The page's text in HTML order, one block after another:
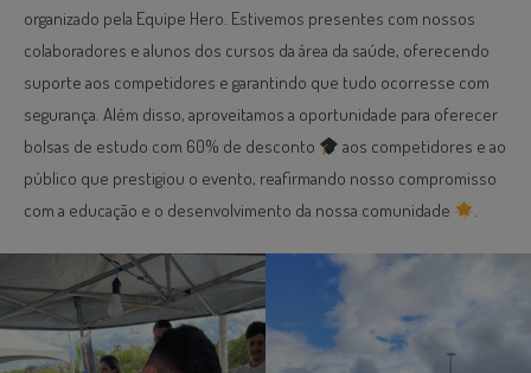
organizado pela Equipe Hero. Estivemos presentes com nossos
colaboradores e alunos dos cursos da área da saúde, oferecendo
suporte aos competidores e garantindo que tudo ocorresse com
segurança. Além disso, aproveitamos a oportunidade para oferecer
bolsas de estudo com 60% de desconto
aos competidores e ao
público que prestigiou o evento, reafirmando nosso compromisso
com a educação e o desenvolvimento da nossa comunidade
.